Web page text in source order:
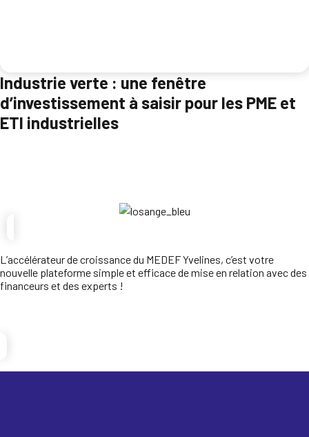
Industrie verte : une fenêtre
d’investissement à saisir pour les PME et
ETI industrielles
L’accélérateur de croissance du MEDEF Yvelines, c’est votre
nouvelle plateforme simple et efficace de mise en relation avec des
financeurs et des experts !